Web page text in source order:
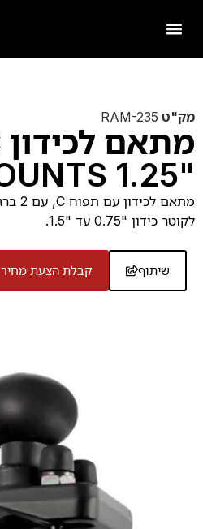
מק"ט RAM-235
"1.25 RAM MOUNTS
מתאם לכידון עם תפוח C, עם 2 ברגי U.
לקוטר כידון "0.75 עד "1.5.
שיתוף קבלת הצעת מחיר